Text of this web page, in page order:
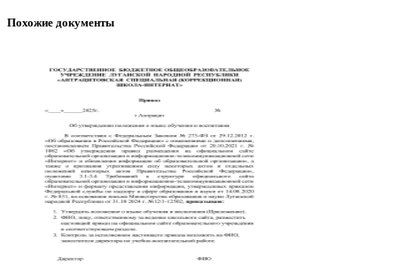
Похожие документы